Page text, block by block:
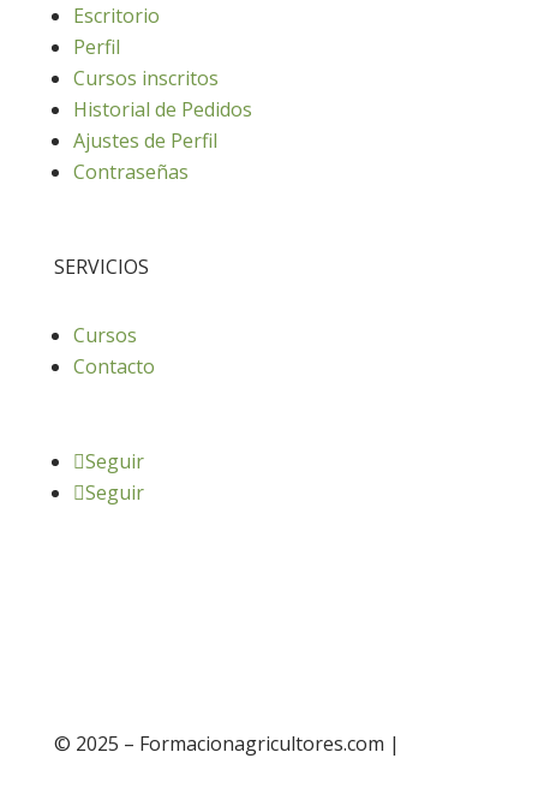
Escritorio
Perfil
Cursos inscritos
Historial de Pedidos
Ajustes de Perfil
Contraseñas
SERVICIOS
Cursos
Contacto
Seguir
Seguir
© 2025 – Formacionagricultores.com |